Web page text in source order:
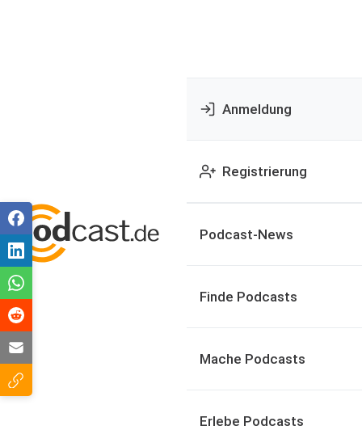
Anmeldung
Registrierung
Podcast-News
Finde Podcasts
Mache Podcasts
Erlebe Podcasts